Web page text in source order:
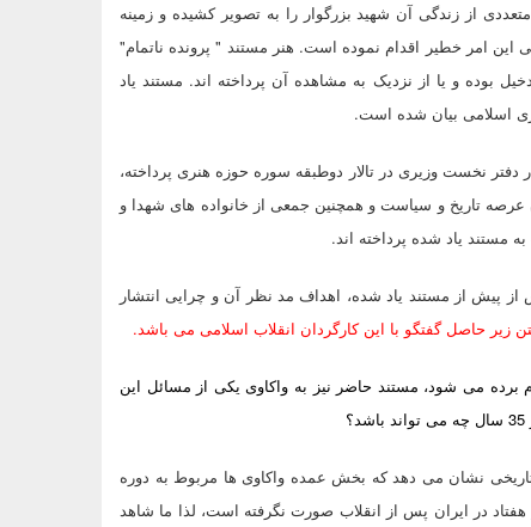
از زندگی آن شهید بزرگوار را به تصویر کشیده و زمینه
این امر خطیر اقدام نموده است. هنر مستند " پرونده ناتمام"
بوده و یا از نزدیک به مشاهده آن پرداخته اند. مستند یاد
اسلامی بیان شده است.
دفتر نخست وزیری در تالار دوطبقه سوره حوزه هنری پرداخته،
عرصه تاریخ و سیاست و همچنین جمعی از خانواده های شهدا و
مستند یاد شده پرداخته اند.
پیش از مستند یاد شده، اهداف مد نظر آن و چرایی انتشار
زیر حاصل گفتگو با این کارگردان انقلاب اسلامی می باشد.
نام برده می شود، مستند حاضر نیز به واکاوی یکی از مسائل این
نشان می دهد که بخش عمده واکاوی ها مربوط به دوره
در ایران پس از انقلاب صورت نگرفته است، لذا ما شاهد